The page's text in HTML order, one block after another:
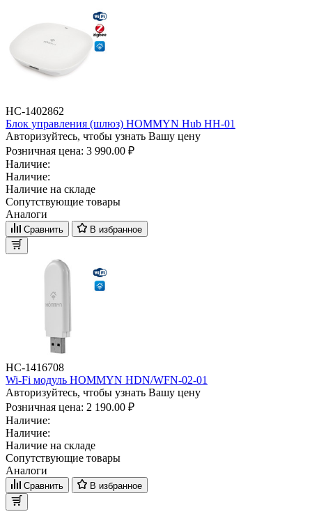
НС-1402862
Блок управления (шлюз) HOMMYN Hub HH-01
Авторизуйтесь, чтобы узнать Вашу цену
Розничная цена: 3 990.00 ₽
Наличие:
Наличие:
Наличие на складе
Сопутствующие товары
Аналоги
Сравнить В избранное
НС-1416708
Wi-Fi модуль HOMMYN HDN/WFN-02-01
Авторизуйтесь, чтобы узнать Вашу цену
Розничная цена: 2 190.00 ₽
Наличие:
Наличие:
Наличие на складе
Сопутствующие товары
Аналоги
Сравнить В избранное